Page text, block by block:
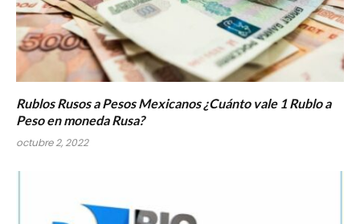
Rublos Rusos a Pesos Mexicanos ¿Cuánto vale 1 Rublo a
Peso en moneda Rusa?
octubre 2, 2022